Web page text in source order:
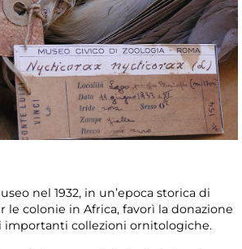
nel 1932, in un’epoca storica di
le colonie in Africa, favorì la donazione
importanti collezioni ornitologiche.